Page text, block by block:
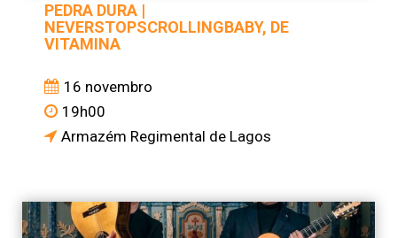
PEDRA DURA |
NEVERSTOPSCROLLINGBABY, DE
VITAMINA
16 novembro
19h00
Armazém Regimental de Lagos